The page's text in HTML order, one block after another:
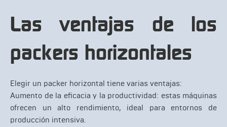
Las ventajas de los
packers horizontales
Elegir un packer horizontal tiene varias ventajas:
Aumento de la eficacia y la productividad: estas máquinas
ofrecen un alto rendimiento, ideal para entornos de
producción intensiva.